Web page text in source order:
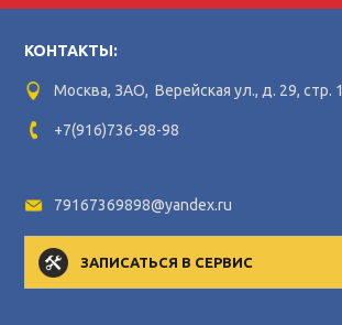
КОНТАКТЫ:
Москва, ЗАО, Верейская ул., д. 29, стр. 1
+7(916)736-98-98
79167369898@yandex.ru
ЗАПИСАТЬСЯ В СЕРВИС